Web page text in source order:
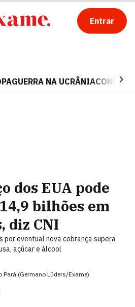
Entrar
GUERRA NA UCRÂNIA
dos EUA pode
bilhões em
diz CNI
eventual nova cobrança supera
açúcar e álcool
Pará (Germano Lüders/Exame)